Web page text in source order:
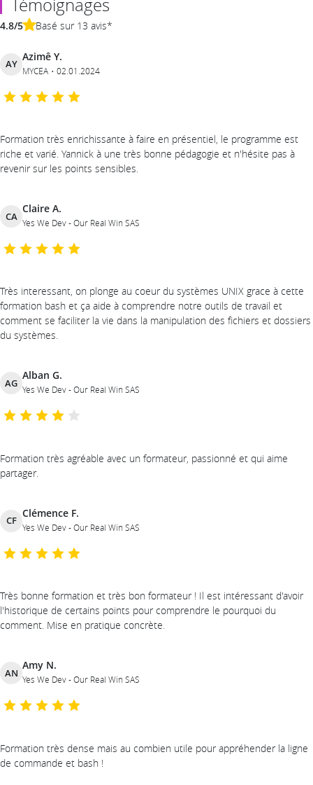
Témoignages
4.8/5 Basé sur 13 avis*
AY
Azimê Y.
MYCEA 02.01.2024
Formation très enrichissante à faire en présentiel, le programme est
riche et varié. Yannick à une très bonne pédagogie et n'hésite pas à
revenir sur les points sensibles.
CA
Claire A.
Yes We Dev - Our Real Win SAS
Très interessant, on plonge au coeur du systèmes UNIX grace à cette
formation bash et ça aide à comprendre notre outils de travail et
comment se faciliter la vie dans la manipulation des fichiers et dossiers
du systèmes.
AG
Alban G.
Yes We Dev - Our Real Win SAS
Formation très agréable avec un formateur, passionné et qui aime
partager.
CF
Clémence F.
Yes We Dev - Our Real Win SAS
Très bonne formation et très bon formateur ! Il est intéressant d'avoir
l'historique de certains points pour comprendre le pourquoi du
comment. Mise en pratique concrète.
AN
Amy N.
Yes We Dev - Our Real Win SAS
Formation très dense mais au combien utile pour appréhender la ligne
de commande et bash !